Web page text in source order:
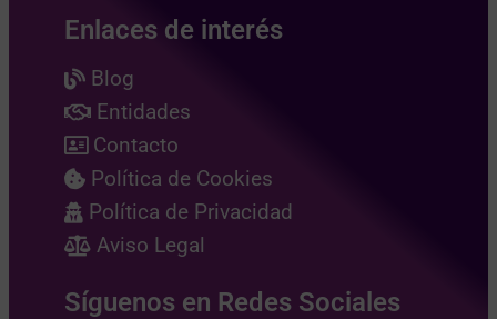
Enlaces de interés
Blog
Entidades
Contacto
Política de Cookies
Política de Privacidad
Aviso Legal
Síguenos en Redes Sociales